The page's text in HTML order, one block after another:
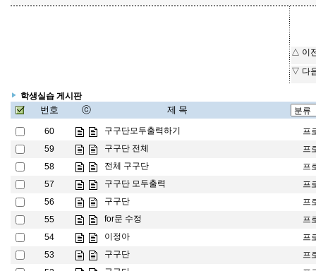
△ 이
▽ 다
학생실습 게시판
번호 ⓒ 제 목
60 구구단모두출력하기
프
59
구구단 전체
프
58
전체 구구단
프
57
구구단 모두출력
프
56
구구단
프
55
for문 수정
프
54
이정아
프
53
구구단
프